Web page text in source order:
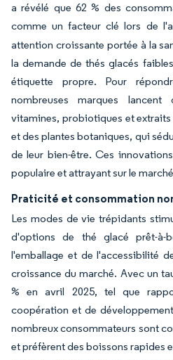
a révélé que 62 % des
comme un facteur clé lors de
attention croissante portée à la
la demande de thés glacés
étiquette propre. Pour
nombreuses marques
vitamines, probiotiques et extraits
et des plantes botaniques, qui
de leur bien-être. Ces
populaire et attrayant sur le
Praticité et consommation
Les modes de vie trépidants
d'options de thé glacé prêt-à-
l'emballage et de l'accessibilité
croissance du marché. Avec un
% en avril 2025, tel que
coopération et de
nombreux consommateurs sont
et préfèrent des boissons rapides